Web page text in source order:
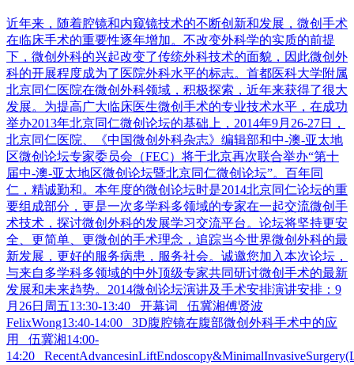
近年来，随着腔镜和内窥镜技术的不断创新和发展，微创手术
在临床手术的重要性逐年增加。不改变外科学的实质的前提
下，微创外科的兴起改变了传统外科技术的面貌，因此微创外
科的开展程度成为了医院外科水平的标志。首都医科大学附属
北京同仁医院在微创外科领域，积极探索，近年来获得了很大
发展。为提高广大临床医生微创手术的专业技术水平，在成功
举办2013年北京同仁微创论坛的基础上，2014年9月26-27日，
北京同仁医院、《中国微创外科杂志》编辑部和中-澳-亚太地
区微创论坛专家委员会（FEC）将于北京再次联合举办“第十
届中-澳-亚太地区微创论坛暨北京同仁微创论坛”。百年同
仁，精诚勤和。本年度的微创论坛时是2014北京同仁论坛的重
要组成部分，更是一次多学科多领域的专家在一起交流微创手
术技术，探讨微创外科的发展学习交流平台。论坛将坚持更安
全、更简单、更微创的手术理念，追踪当今世界微创外科的最
新发展，更好的服务病患，服务社会。诚邀您加入本次论坛，
与来自多学科多领域的中外顶级专家共同研讨微创手术的最新
发展和未来趋势。2014微创论坛演讲及手术安排演讲安排：9
月26日周五13:30-13:40 开幕词 伍冀湘傅贤波
FelixWong13:40-14:00 3D腹腔镜在腹部微创外科手术中的应
用 伍冀湘14:00-
14:20